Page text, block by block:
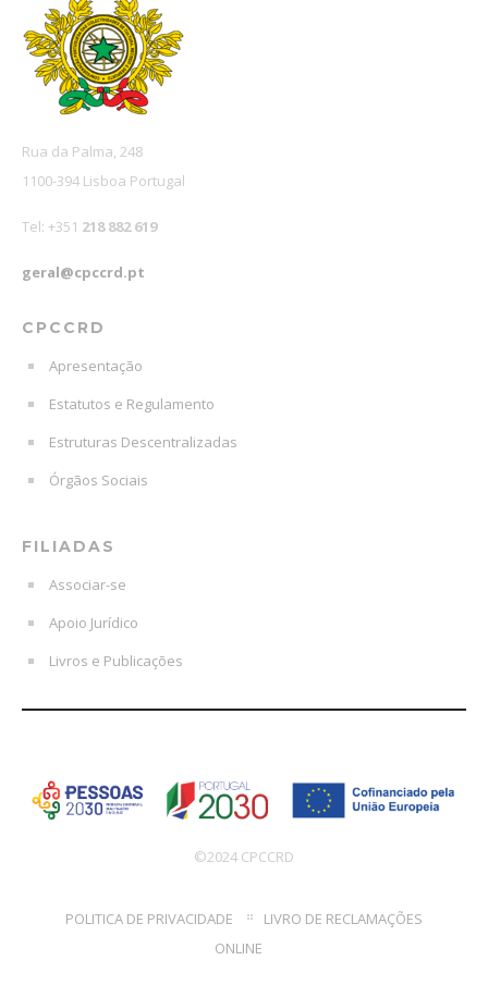
Rua da Palma, 248
1100-394 Lisboa Portugal
Tel: +351 218 882 619
geral@cpccrd.pt
CPCCRD
Apresentação
Estatutos e Regulamento
Estruturas Descentralizadas
Órgãos Sociais
FILIADAS
Associar-se
Apoio Jurídico
Livros e Publicações
©2024 CPCCRD
POLITICA DE PRIVACIDADE
LIVRO DE RECLAMAÇÕES
ONLINE